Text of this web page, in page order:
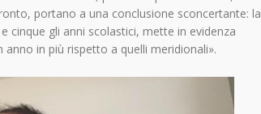
portano a una conclusione sconcertante: la
cinque gli anni scolastici, mette in evidenza
in più rispetto a quelli meridionali».